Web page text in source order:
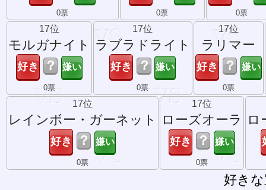
0票 0票 0票
17位
モルガナイト
？
0票
17位
ラブラドライト
？
0票
17位
ラリマー
？
0票
17位
レインボー・ガーネット
？
0票
17位
ローズオーラ
？
0票
ロ
好き